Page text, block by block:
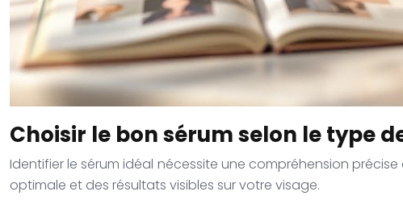
Choisir le bon sérum selon le type
Identifier le sérum idéal nécessite une compréhension
optimale et des résultats visibles sur votre visage.